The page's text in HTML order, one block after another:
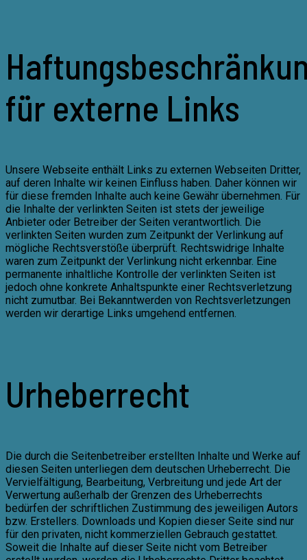
für externe Links
Unsere Webseite enthält Links zu externen Webseiten Dritter,
auf deren Inhalte wir keinen Einfluss haben. Daher können wir
für diese fremden Inhalte auch keine Gewähr übernehmen. Für
die Inhalte der verlinkten Seiten ist stets der jeweilige
Anbieter oder Betreiber der Seiten verantwortlich. Die
verlinkten Seiten wurden zum Zeitpunkt der Verlinkung auf
mögliche Rechtsverstöße überprüft. Rechtswidrige Inhalte
waren zum Zeitpunkt der Verlinkung nicht erkennbar. Eine
permanente inhaltliche Kontrolle der verlinkten Seiten ist
jedoch ohne konkrete Anhaltspunkte einer Rechtsverletzung
nicht zumutbar. Bei Bekanntwerden von Rechtsverletzungen
werden wir derartige Links umgehend entfernen.
Urheberrecht
Die durch die Seitenbetreiber erstellten Inhalte und Werke auf
diesen Seiten unterliegen dem deutschen Urheberrecht. Die
Vervielfältigung, Bearbeitung, Verbreitung und jede Art der
Verwertung außerhalb der Grenzen des Urheberrechts
bedürfen der schriftlichen Zustimmung des jeweiligen Autors
bzw. Erstellers. Downloads und Kopien dieser Seite sind nur
für den privaten, nicht kommerziellen Gebrauch gestattet.
Soweit die Inhalte auf dieser Seite nicht vom Betreiber